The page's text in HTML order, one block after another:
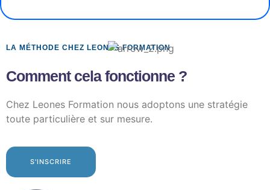
LA MÉTHODE CHEZ LEONES FORMATION
Comment cela fonctionne ?
Chez Leones Formation nous adoptons une stratégie
toute particulière et sur mesure.
S'INSCRIRE